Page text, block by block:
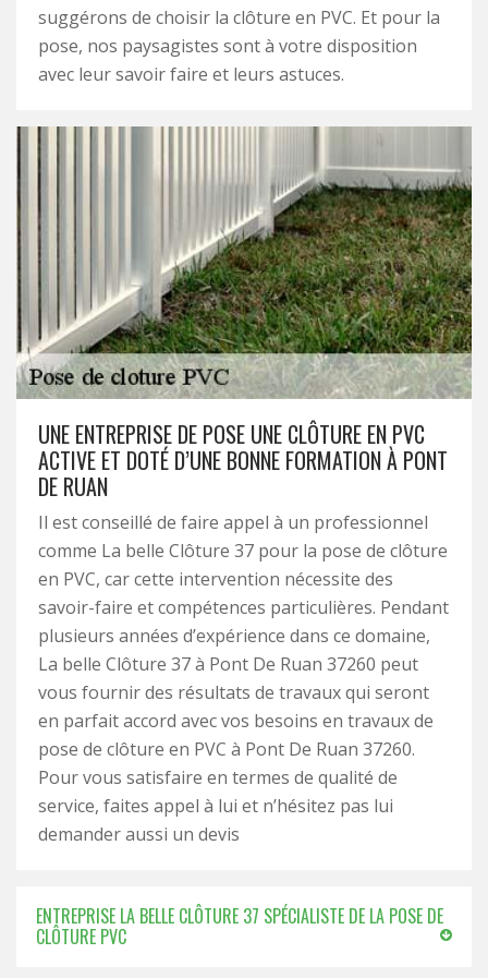
suggérons de choisir la clôture en PVC. Et pour la
pose, nos paysagistes sont à votre disposition
avec leur savoir faire et leurs astuces.
UNE ENTREPRISE DE POSE UNE CLÔTURE EN PVC
ACTIVE ET DOTÉ D’UNE BONNE FORMATION À PONT
DE RUAN
Il est conseillé de faire appel à un professionnel
comme La belle Clôture 37 pour la pose de clôture
en PVC, car cette intervention nécessite des
savoir-faire et compétences particulières. Pendant
plusieurs années d’expérience dans ce domaine,
La belle Clôture 37 à Pont De Ruan 37260 peut
vous fournir des résultats de travaux qui seront
en parfait accord avec vos besoins en travaux de
pose de clôture en PVC à Pont De Ruan 37260.
Pour vous satisfaire en termes de qualité de
service, faites appel à lui et n’hésitez pas lui
demander aussi un devis
ENTREPRISE LA BELLE CLÔTURE 37 SPÉCIALISTE DE LA POSE DE
CLÔTURE PVC